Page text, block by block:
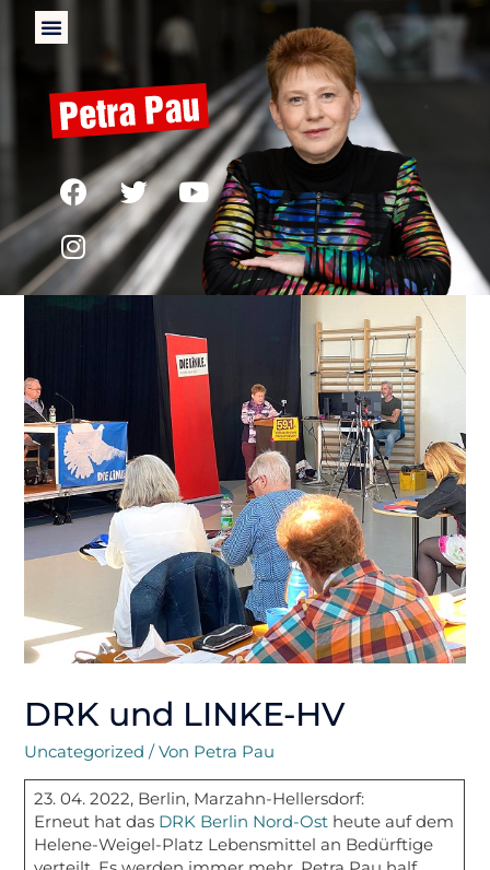
DRK und LINKE-HV
Uncategorized / Von Petra Pau
23. 04. 2022, Berlin, Marzahn-Hellersdorf:
Erneut hat das DRK Berlin Nord-Ostheute auf dem
Helene-Weigel-Platz Lebensmittel an Bedürftige